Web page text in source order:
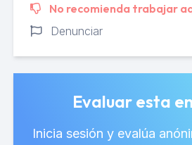
No recomienda trabajar
Denunciar
Evaluar esta
Inicia sesión y evalúa